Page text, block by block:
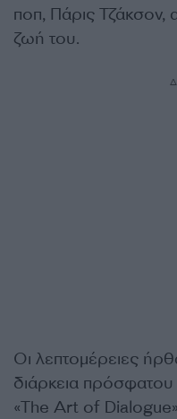
ποπ, Πάρις Τζάκσον,
ζωή του.
Οι λεπτομέρειες
διάρκεια
«The Art of